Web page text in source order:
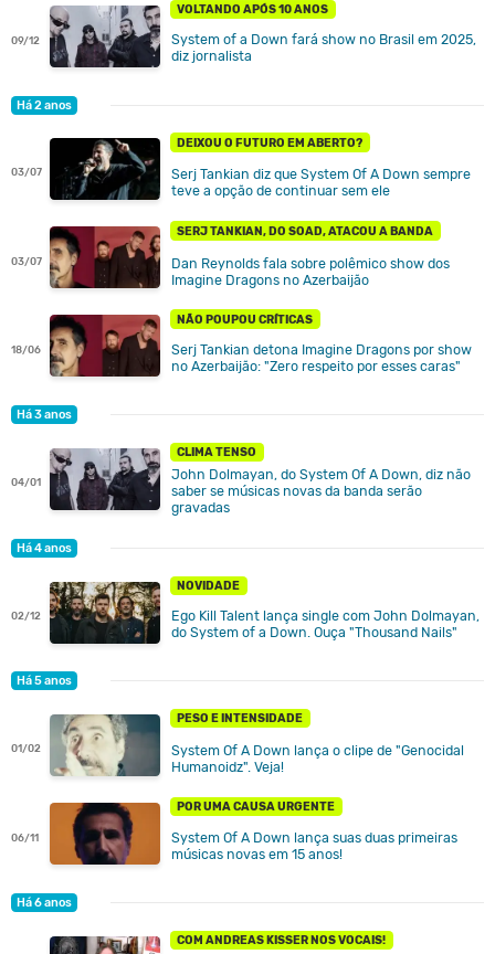
09/12
VOLTANDO APÓS 10 ANOS
System of a Down fará show no Brasil em 2025,
diz jornalista
Há 2 anos
03/07
DEIXOU O FUTURO EM ABERTO?
Serj Tankian diz que System Of A Down sempre
teve a opção de continuar sem ele
03/07
SERJ TANKIAN, DO SOAD, ATACOU A BANDA
Dan Reynolds fala sobre polêmico show dos
Imagine Dragons no Azerbaijão
18/06
NÃO POUPOU CRÍTICAS
Serj Tankian detona Imagine Dragons por show
no Azerbaijão: "Zero respeito por esses caras"
Há 3 anos
04/01
CLIMA TENSO
John Dolmayan, do System Of A Down, diz não
saber se músicas novas da banda serão
gravadas
Há 4 anos
02/12
NOVIDADE
Ego Kill Talent lança single com John Dolmayan,
do System of a Down. Ouça "Thousand Nails"
Há 5 anos
01/02
PESO E INTENSIDADE
System Of A Down lança o clipe de "Genocidal
Humanoidz". Veja!
06/11
POR UMA CAUSA URGENTE
System Of A Down lança suas duas primeiras
músicas novas em 15 anos!
Há 6 anos
COM ANDREAS KISSER NOS VOCAIS!